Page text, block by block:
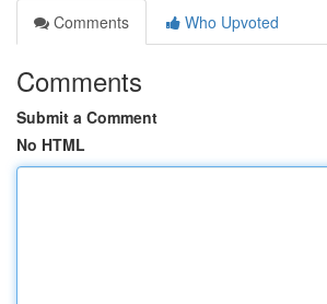
Comments
Who Upvoted
Comments
Submit a Comment
No HTML